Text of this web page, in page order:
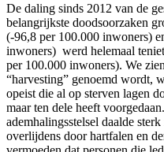
De daling sinds 2012 van de
belangrijkste doodsoorzaken
(-96,8 per 100.000 inwoners)
inwoners) werd helemaal
per 100.000 inwoners). We
“harvesting” genoemd wordt,
opeist die al op sterven lagen
maar ten dele heeft
ademhalingsstelsel daalde
overlijdens door hartfalen en